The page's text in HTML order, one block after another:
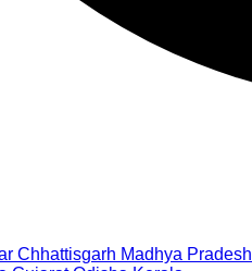
Chhattisgarh Madhya Pradesh